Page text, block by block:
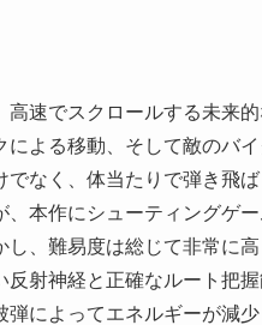
速でスクロールする未来
よる移動、そして敵のバ
なく、体当たりで弾き飛
本作にシューティングゲ
、難易度は総じて非常に
射神経と正確なルート把
によってエネルギーが減